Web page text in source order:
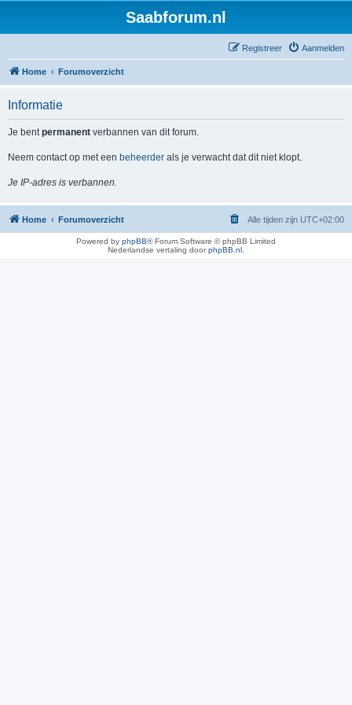
Saabforum.nl
Aanmelden
Registreer
Home Forumoverzicht
Informatie
Je bentpermanent verbannen van dit forum.
Neem contact op met een beheerder als je verwacht dat dit niet klopt.
Je IP-adres is verbannen.
Home Forumoverzicht Alle tijden zijn UTC+02:00
Powered by phpBB® Forum Software © phpBB Limited
Nederlandse vertaling doorphpBB.nl